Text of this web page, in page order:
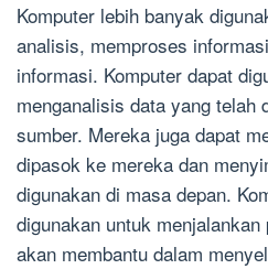
Komputer lebih banyak
analisis, memproses
informasi. Komputer dapat
menganalisis data yang telah
sumber. Mereka juga dapat
dipasok ke mereka dan
digunakan di masa depan.
digunakan untuk
akan membantu dalam